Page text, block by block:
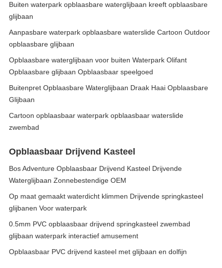
Buiten waterpark opblaasbare waterglijbaan kreeft opblaasbare
glijbaan
Aanpasbare waterpark opblaasbare waterslide Cartoon Outdoor
opblaasbare glijbaan
Opblaasbare waterglijbaan voor buiten Waterpark Olifant
Opblaasbare glijbaan Opblaasbaar speelgoed
Buitenpret Opblaasbare Waterglijbaan Draak Haai Opblaasbare
Glijbaan
Cartoon opblaasbaar waterpark opblaasbaar waterslide
zwembad
Opblaasbaar Drijvend Kasteel
Bos Adventure Opblaasbaar Drijvend Kasteel Drijvende
Waterglijbaan Zonnebestendige OEM
Op maat gemaakt waterdicht klimmen Drijvende springkasteel
glijbanen Voor waterpark
0.5mm PVC opblaasbaar drijvend springkasteel zwembad
glijbaan waterpark interactief amusement
Opblaasbaar PVC drijvend kasteel met glijbaan en dolfijn